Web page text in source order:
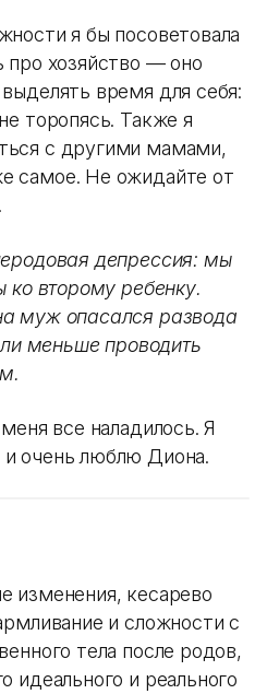
я бы посоветовала
хозяйство — оно
время для себя:
торопясь. Также я
с другими мамами,
самое. Не ожидайте от
депрессия: мы
ко второму ребенку.
муж опасался развода
меньше проводить
все наладилось. Я
очень люблю Диона.
изменения, кесарево
и сложности с
тела после родов,
идеального и реального